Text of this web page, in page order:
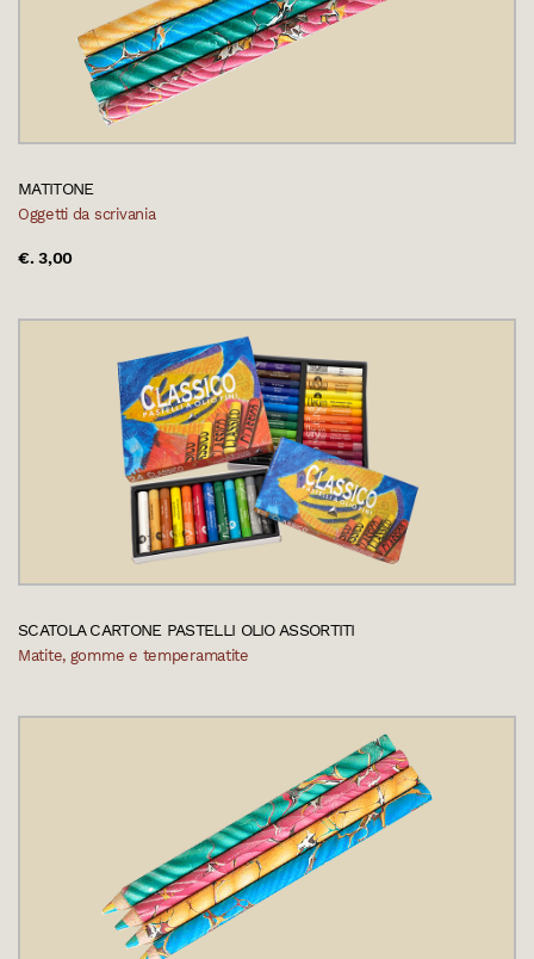
MATITONE
Oggetti da scrivania
€. 3,00
SCATOLA CARTONE PASTELLI OLIO ASSORTITI
Matite, gomme e temperamatite